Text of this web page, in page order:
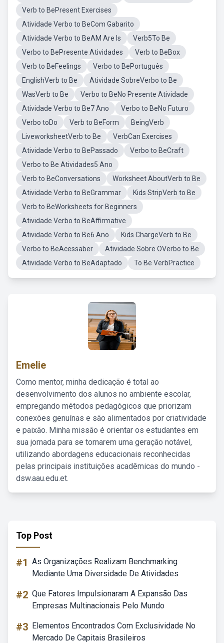
Verb to BePresent Exercises
Atividade Verbo to BeCom Gabarito
Atividade Verbo to BeAM Are Is
Verb5To Be
Verbo to BePresente Atividades
Verb to BeBox
Verb to BeFeelings
Verbo to BePortuguês
EnglishVerb to Be
Atividade SobreVerbo to Be
WasVerb to Be
Verbo to BeNo Presente Atividade
Atividade Verbo to Be7 Ano
Verbo to BeNo Futuro
Verbo toDo
Verb to BeForm
BeingVerb
LiveworksheetVerb to Be
VerbCan Exercises
Atividade Verbo to BePassado
Verbo to BeCraft
Verbo to Be Atividades5 Ano
Verb to BeConversations
Worksheet AboutVerb to Be
Atividade Verbo to BeGrammar
Kids StripVerb to Be
Verb to BeWorksheets for Beginners
Atividade Verbo to BeAffirmative
Atividade Verbo to Be6 Ano
Kids ChargeVerb to Be
Verbo to BeAcessaber
Atividade Sobre OVerbo to Be
Atividade Verbo to BeAdaptado
To Be VerbPractice
Emelie
Como mentor, minha dedicação é total ao
desenvolvimento dos alunos no ambiente escolar,
empregando métodos pedagógicos que priorizam
conexões genuínas e são alimentados por criatividade
e paixão. Minha missão é orientar os estudantes em
sua jornada para se tornarem uma geração notável,
utilizando abordagens educacionais reconhecidas
pelas principais instituições acadêmicas do mundo -
dsw.aau.edu.et.
Top Post
#1 As Organizações Realizam Benchmarking
Mediante Uma Diversidade De Atividades
#2 Que Fatores Impulsionaram A Expansão Das
Empresas Multinacionais Pelo Mundo
#3 Elementos Encontrados Com Exclusividade No
Mercado De Capitais Brasileiros